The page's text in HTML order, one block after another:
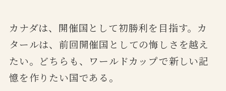
カナダは、開催国として初勝利を目指す。カ
タールは、前回開催国としての悔しさを越え
たい。どちらも、ワールドカップで新しい記
憶を作りたい国である。